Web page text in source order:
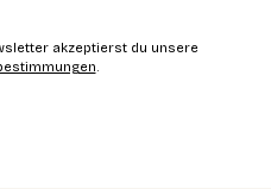
akzeptierst du unsere
.